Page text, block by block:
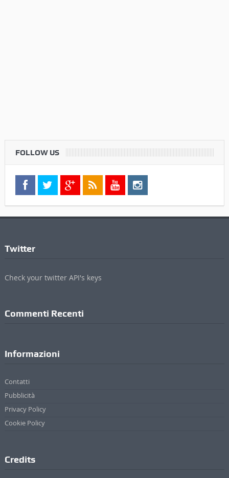
FOLLOW US
Twitter
Check your twitter API's keys
Commenti Recenti
Informazioni
Contatti
Pubblicità
Privacy Policy
Cookie Policy
Credits